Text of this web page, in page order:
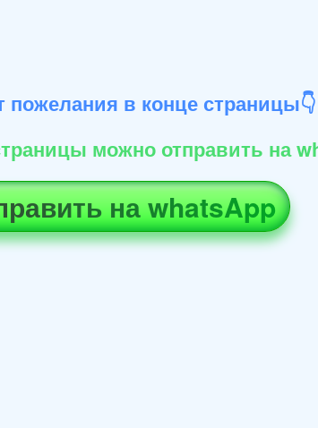
пожелания в конце
можно отправить на
на whatsApp